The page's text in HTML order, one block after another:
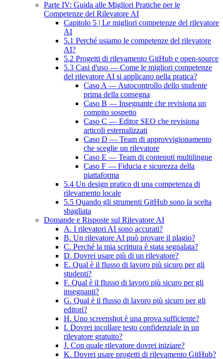
Parte IV: Guida alle Migliori Pratiche per le
Competenze del Rilevatore AI
Capitolo 5 | Le migliori competenze del rilevatore
AI
5.1 Perché usiamo le competenze del rilevatore
AI?
5.2 Progetti di rilevamento GitHub e open-source
5.3 Casi d'uso — Come le migliori competenze
del rilevatore AI si applicano nella pratica?
Caso A — Autocontrollo dello studente
prima della consegna
Caso B — Insegnante che revisiona un
compito sospetto
Caso C — Editor SEO che revisiona
articoli esternalizzati
Caso D — Team di approvvigionamento
che sceglie un rilevatore
Caso E — Team di contenuti multilingue
Caso F — Fiducia e sicurezza della
piattaforma
5.4 Un design pratico di una competenza di
rilevamento locale
5.5 Quando gli strumenti GitHub sono la scelta
sbagliata
Domande e Risposte sul Rilevatore AI
A. I rilevatori AI sono accurati?
B. Un rilevatore AI può provare il plagio?
C. Perché la mia scrittura è stata segnalata?
D. Dovrei usare più di un rilevatore?
E. Qual è il flusso di lavoro più sicuro per gli
studenti?
F. Qual è il flusso di lavoro più sicuro per gli
insegnanti?
G. Qual è il flusso di lavoro più sicuro per gli
editori?
H. Uno screenshot è una prova sufficiente?
I. Dovrei incollare testo confidenziale in un
rilevatore gratuito?
J. Con quale rilevatore dovrei iniziare?
K. Dovrei usare progetti di rilevamento GitHub?